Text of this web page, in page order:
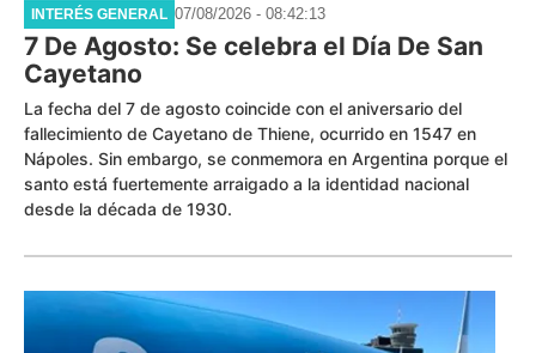
INTERÉS GENERAL 07/08/2026 - 08:42:13
7 De Agosto: Se celebra el Día De San
Cayetano
La fecha del 7 de agosto coincide con el aniversario del
fallecimiento de Cayetano de Thiene, ocurrido en 1547 en
Nápoles. Sin embargo, se conmemora en Argentina porque el
santo está fuertemente arraigado a la identidad nacional
desde la década de 1930.